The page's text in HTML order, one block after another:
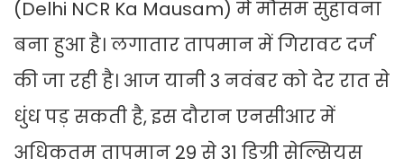
(Delhi NCR Ka Mausam) में मौसम सुहावना
बना हुआ है। लगातार तापमान में गिरावट दर्ज
की जा रही है। आज यानी 3 नवंबर को देर रात से
धुंध पड़ सकती है, इस दौरान एनसीआर में
अधिकतम तापमान 29 से 31 डिग्री सेल्सियस